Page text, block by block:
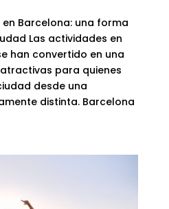
Barcelona: una forma
Las actividades en
han convertido en una
para quienes
desde una
distinta. Barcelona